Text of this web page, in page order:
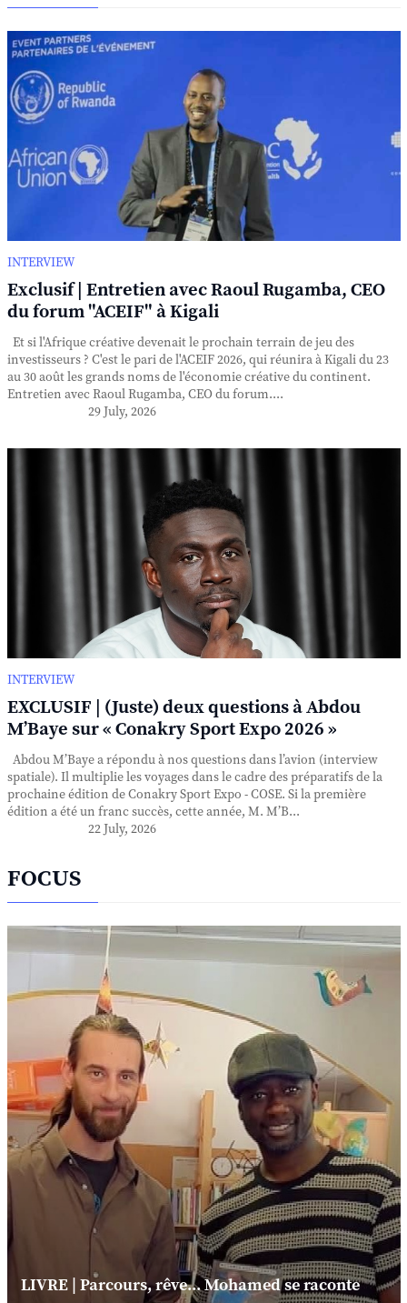
INTERVIEW
Exclusif | Entretien avec Raoul Rugamba, CEO
du forum "ACEIF" à Kigali
Et si l'Afrique créative devenait le prochain terrain de jeu des
investisseurs ? C'est le pari de l'ACEIF 2026, qui réunira à Kigali du 23
au 30 août les grands noms de l'économie créative du continent.
Entretien avec Raoul Rugamba, CEO du forum....
29 July, 2026
INTERVIEW
EXCLUSIF | (Juste) deux questions à Abdou
M’Baye sur « Conakry Sport Expo 2026 »
Abdou M’Baye a répondu à nos questions dans l’avion (interview
spatiale). Il multiplie les voyages dans le cadre des préparatifs de la
prochaine édition de Conakry Sport Expo - COSE. Si la première
édition a été un franc succès, cette année, M. M’B...
22 July, 2026
FOCUS
LIVRE | Parcours, rêve... Mohamed se raconte